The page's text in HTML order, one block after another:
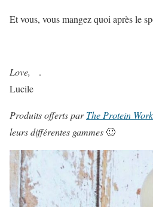
Et vous, vous mangez quoi après le
Love,
.
Lucile
Produits offerts parThe Protein
leurs différentes gammes 🙂